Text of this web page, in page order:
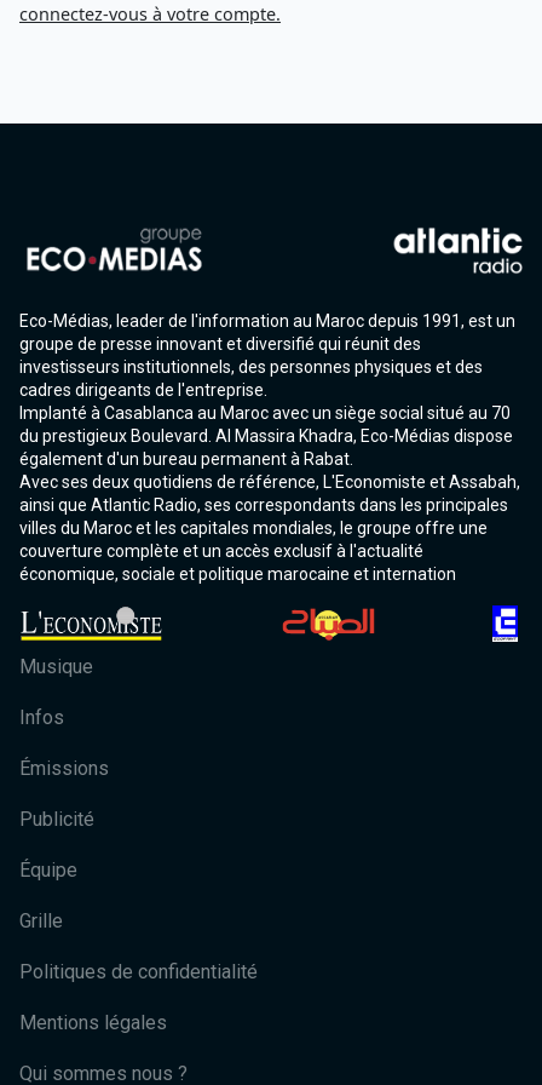
connectez-vous à votre compte.
Eco-Médias, leader de l'information au Maroc depuis 1991, est un
groupe de presse innovant et diversifié qui réunit des
investisseurs institutionnels, des personnes physiques et des
cadres dirigeants de l'entreprise.
Implanté à Casablanca au Maroc avec un siège social situé au 70
du prestigieux Boulevard. Al Massira Khadra, Eco-Médias dispose
également d'un bureau permanent à Rabat.
Avec ses deux quotidiens de référence, L'Economiste et Assabah,
ainsi que Atlantic Radio, ses correspondants dans les principales
villes du Maroc et les capitales mondiales, le groupe offre une
couverture complète et un accès exclusif à l'actualité
économique, sociale et politique marocaine et internation
Musique
Infos
Émissions
Publicité
Équipe
Grille
Politiques de confidentialité
Mentions légales
Qui sommes nous ?